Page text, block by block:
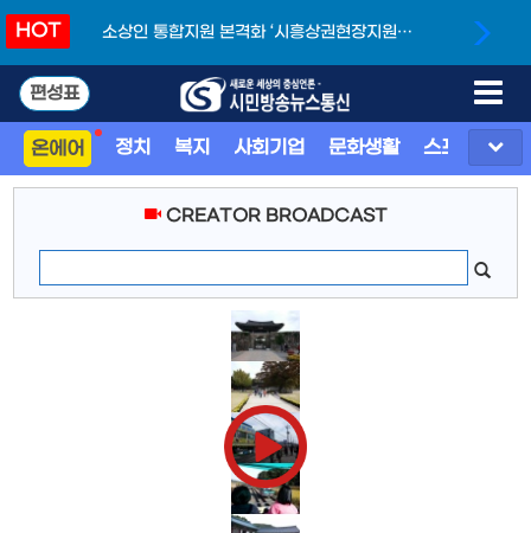
HOT
소상인 통합지원 본격화 ‘시흥상권현장지원단’
편성표
온에어 정치 복지 사회기업 문화생활 스포츠 지
CREATOR BROADCAST